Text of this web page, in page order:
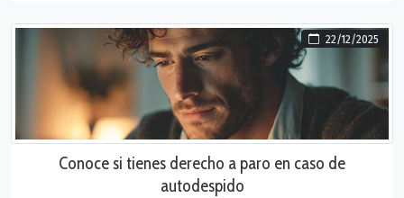
22/12/2025
Conoce si tienes derecho a paro en caso de
autodespido